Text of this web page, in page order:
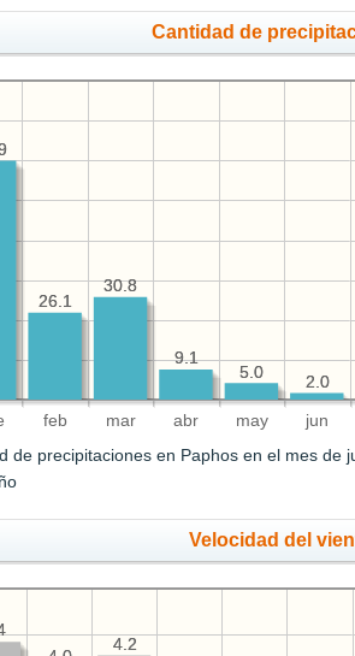
Cantidad de
feb mar abr may jun
2.0
5.0
9.1
30.8
26.1
2.0
5.0
9.1
30.8
26.1
de precipitaciones en Paphos en el mes de
Velocidad del
4.2
4.2